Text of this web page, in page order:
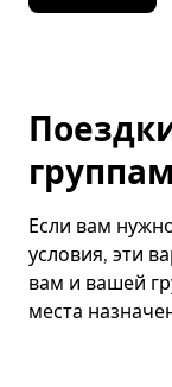
Если вам
условия, эти
вам и вашей
места